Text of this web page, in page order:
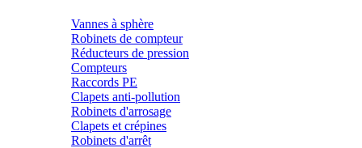
Vannes à sphère
Robinets de compteur
Réducteurs de pression
Compteurs
Raccords PE
Clapets anti-pollution
Robinets d'arrosage
Clapets et crépines
Robinets d'arrêt